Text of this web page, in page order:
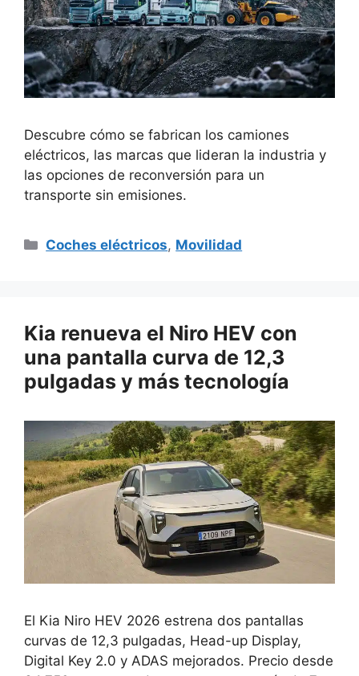
Descubre cómo se fabrican los camiones
eléctricos, las marcas que lideran la industria y
las opciones de reconversión para un
transporte sin emisiones.
Categorías
Coches eléctricos, Movilidad
Kia renueva el Niro HEV con
una pantalla curva de 12,3
pulgadas y más tecnología
El Kia Niro HEV 2026 estrena dos pantallas
curvas de 12,3 pulgadas, Head-up Display,
Digital Key 2.0 y ADAS mejorados. Precio desde